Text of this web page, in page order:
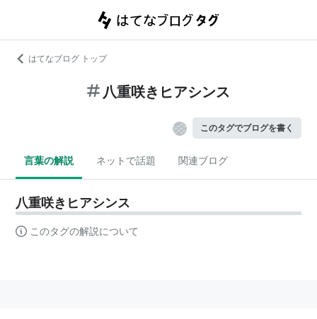
はてなブログ トップ
八重咲きヒアシンス
このタグでブログを書く
言葉の解説 ネットで話題 関連ブログ
八重咲きヒアシンス
このタグの解説について